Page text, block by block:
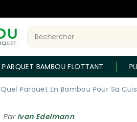
PARQUET BAMBOU FLOTTANT
Quel Parquet En Bambou Pour Sa
Par Ivan Edelmann